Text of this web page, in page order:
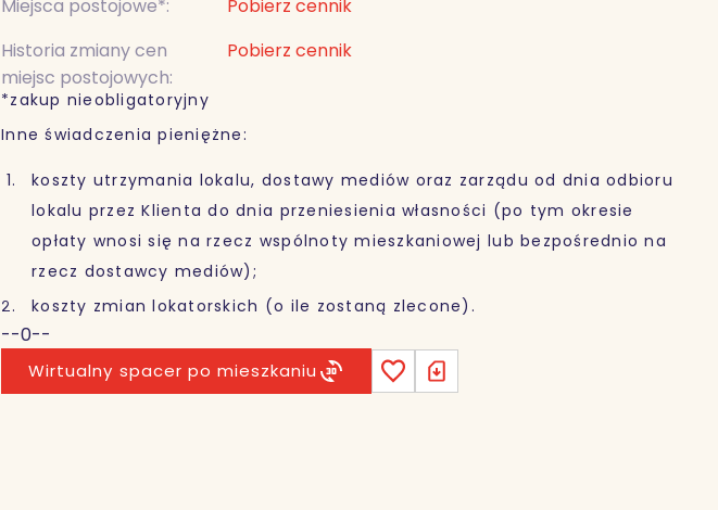
Miejsca postojowe*:
Pobierz cennik
Historia zmiany cen
miejsc postojowych:
Pobierz cennik
*zakup nieobligatoryjny
Inne świadczenia pieniężne:
koszty utrzymania lokalu, dostawy mediów oraz zarządu od dnia odbioru
lokalu przez Klienta do dnia przeniesienia własności (po tym okresie
opłaty wnosi się na rzecz wspólnoty mieszkaniowej lub bezpośrednio na
rzecz dostawcy mediów);
koszty zmian lokatorskich (o ile zostaną zlecone).
--0--
Wirtualny spacer po mieszkaniu